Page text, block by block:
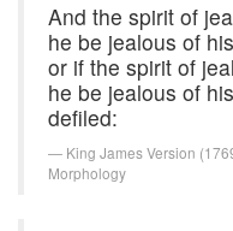
And the spirit of
he be jealous of
or if the spirit of
he be jealous of
defiled:
King James Version
Morphology